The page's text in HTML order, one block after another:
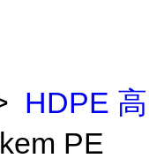
HDPE 高
PE